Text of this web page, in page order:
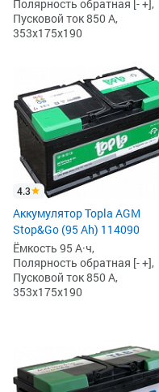
Полярность обратная [- +],
Пусковой ток 850 А,
353x175x190
4.3
Аккумулятор Topla AGM
Stop&Go (95 Ah) 114090
Ёмкость 95 А·ч,
Полярность обратная [- +],
Пусковой ток 850 А,
353x175x190